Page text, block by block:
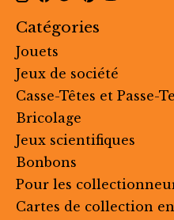
Catégories
Jouets
Jeux de société
Casse-Têtes et Passe-
Bricolage
Jeux scientifiques
Bonbons
Pour les
Cartes de collection